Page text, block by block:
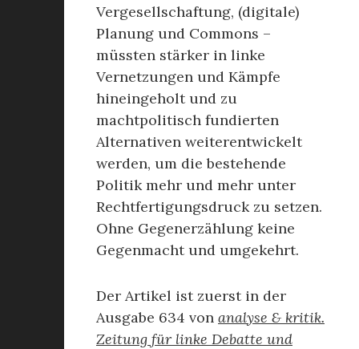
Vergesellschaftung, (digitale)
Planung und Commons –
müssten stärker in linke
Vernetzungen und Kämpfe
hineingeholt und zu
machtpolitisch fundierten
Alternativen weiterentwickelt
werden, um die bestehende
Politik mehr und mehr unter
Rechtfertigungsdruck zu setzen.
Ohne Gegenerzählung keine
Gegenmacht und umgekehrt.
Der Artikel ist zuerst in der
Ausgabe 634 von analyse & kritik.
Zeitung für linke Debatte und